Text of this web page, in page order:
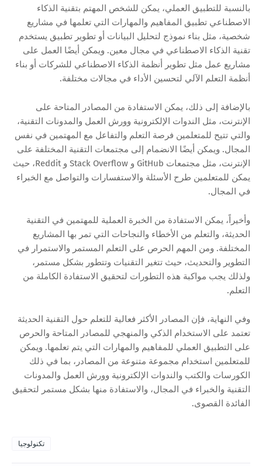
بالنسبة للتطبيق العملي، يمكن للشخص المهتم بتقنية الذكاء
الاصطناعي تطبيق المفاهيم والمهارات التي تعلمها في مشاريع
شخصية، مثل بناء نموذج لتحليل البيانات أو تطوير تطبيق يستخدم
تقنية الذكاء الاصطناعي في مجال معين. ويمكن أيضًا العمل على
مشاريع عمل مثل تطوير أنظمة الذكاء الاصطناعي للشركات أو بناء
أنظمة التعلم الآلي لتحسين الأداء في مجالات مختلفة.
بالإضافة إلى ذلك، يمكن الاستفادة من المصادر المتاحة على
الإنترنت، مثل الندوات الإلكترونية وورش العمل والمدونات التقنية،
والتي تتيح للمتعلمين فرصة التعلم والتفاعل مع المهتمين في نفس
المجال. ويمكن أيضًا الانضمام إلى مجتمعات التقنية المختلفة على
الإنترنت، مثل مجتمعات GitHub و Stack Overflow و Reddit، حيث
يمكن للمتعلمين طرح الأسئلة والاستفسارات والتواصل مع الخبراء
في المجال.
وأخيراً، يمكن الاستفادة من الخبرة العملية للمهتمين في التقنية
الحديثة، والتعلم من الأخطاء والنجاحات التي تمر بها المشاريع
المختلفة. ومن المهم الحرص على التعلم المستمر والاستمرار في
التطوير والتحديث، حيث تتغير التقنيات وتتطور بشكل مستمر،
ولذلك يجب مواكبة هذه التطورات لتحقيق الاستفادة الكاملة من
التعلم.
وفي النهاية، فإن المصادر الأكثر فعالية للتعلم حول التقنية الحديثة
تعتمد على الاستخدام الذكي والمنهجي للمصادر المتاحة والحرص
على التطبيق العملي للمفاهيم والمهارات التي يتم تعلمها. ويمكن
للمتعلمين استخدام مجموعة متنوعة من المصادر، بما في ذلك
الكورسات والكتب والندوات الإلكترونية وورش العمل والمدونات
التقنية والخبراء في المجال، والاستفادة منها بشكل مستمر لتحقيق
الفائدة القصوى.
تكنولوجيا